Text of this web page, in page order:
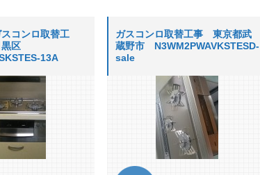
コンロ取替工
黒区
13A
ガスコンロ取替工事 東京都武
蔵野市 N3WM2PWAVKSTESD-
sale